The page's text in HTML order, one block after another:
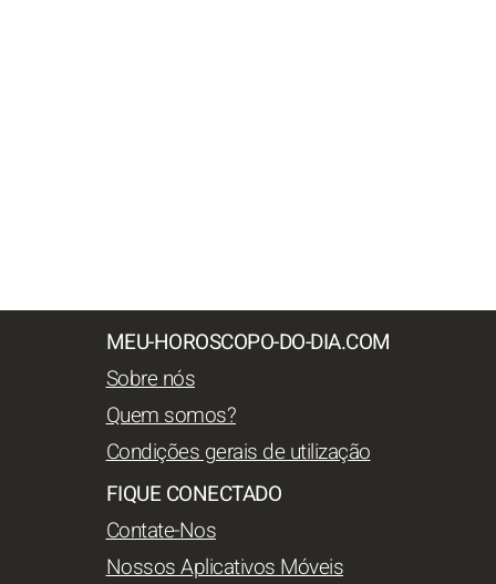
MEU-HOROSCOPO-DO-DIA.COM
Sobre nós
Quem somos?
Condições gerais de utilização
FIQUE CONECTADO
Contate-Nos
Nossos Aplicativos Móveis